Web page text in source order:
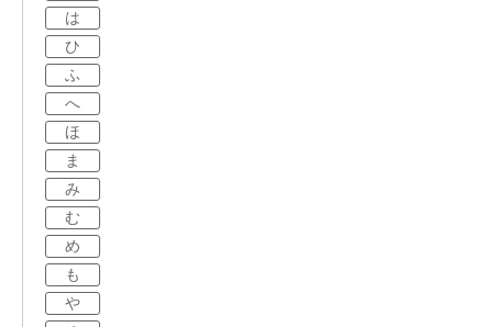
は
ひ
ふ
へ
ほ
ま
み
む
め
も
や